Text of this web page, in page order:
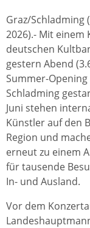
Graz/Schladming
2026).- Mit einem
deutschen
gestern Abend
Summer-Opening
Schladming
Juni stehen
Künstler auf den
Region und
erneut zu einem
für tausende
In- und Ausland.
Vor dem